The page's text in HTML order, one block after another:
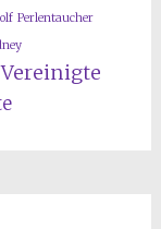
Perlentaucher
Vereinigte